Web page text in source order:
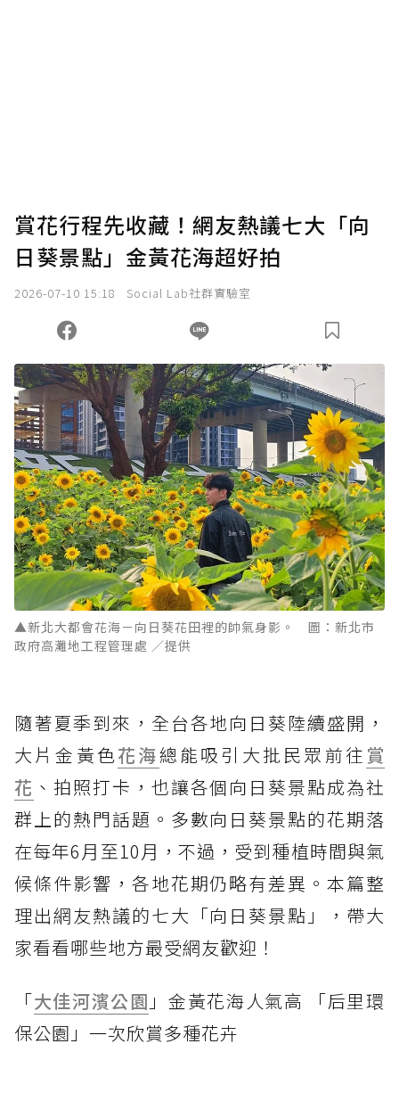
賞花行程先收藏！網友熱議七大「向
日葵景點」金黃花海超好拍
2026-07-10 15:18 Social Lab社群實驗室
▲新北大都會花海－向日葵花田裡的帥氣身影。 圖：新北市
政府高灘地工程管理處 ／提供
隨著夏季到來，全台各地向日葵陸續盛開，
大片金黃色花海總能吸引大批民眾前往 賞
花 、拍照打卡，也讓各個向日葵景點成為社
群上的熱門話題。多數向日葵景點的花期落
在每年6月至10月，不過，受到種植時間與氣
候條件影響，各地花期仍略有差異。本篇整
理出網友熱議的七大「向日葵景點」，帶大
家看看哪些地方最受網友歡迎！
「大佳河濱公園 」金黃花海人氣高 「后里環
保公園」一次欣賞多種花卉